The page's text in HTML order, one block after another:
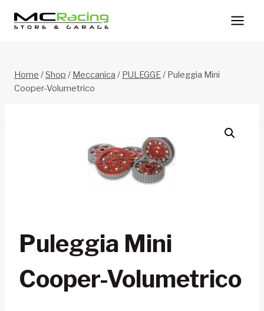
Home /Shop / Meccanica / PULEGGE/ Puleggia Mini
Cooper-Volumetrico
Puleggia Mini
Cooper-Volumetrico